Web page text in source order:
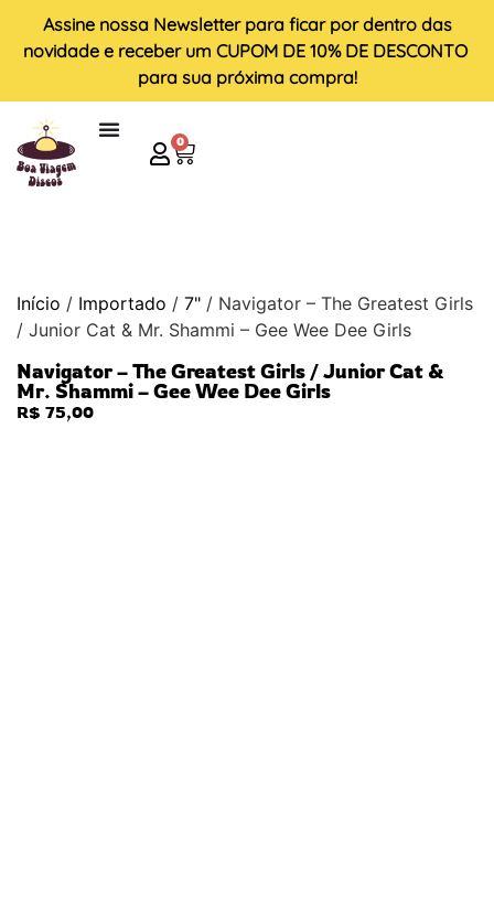
Assine nossa Newsletter para ficar por dentro das
novidade e receber um CUPOM DE 10% DE DESCONTO
para sua próxima compra!
0
Início / Importado / 7" / Navigator – The Greatest Girls
/ Junior Cat & Mr. Shammi – Gee Wee Dee Girls
Navigator – The Greatest Girls / Junior Cat &
Mr. Shammi – Gee Wee Dee Girls
R$ 75,00